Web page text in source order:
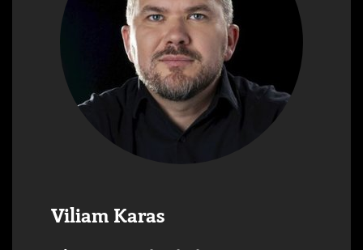
Viliam Karas